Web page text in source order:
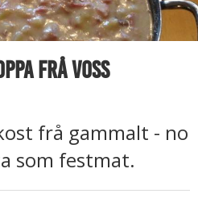
frå Voss
frå gammalt - no
som festmat.